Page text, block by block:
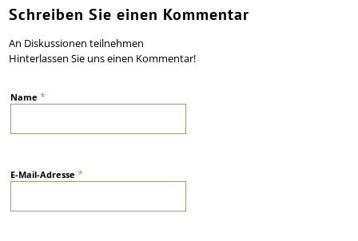
Schreiben Sie einen Kommentar
An Diskussionen teilnehmen
Hinterlassen Sie uns einen Kommentar!
Name*
E-Mail-Adresse*